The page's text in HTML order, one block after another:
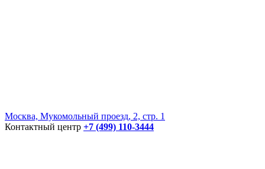
Москва, Мукомольный проезд, 2, стр. 1
Контактный центр +7 (499) 110-3444